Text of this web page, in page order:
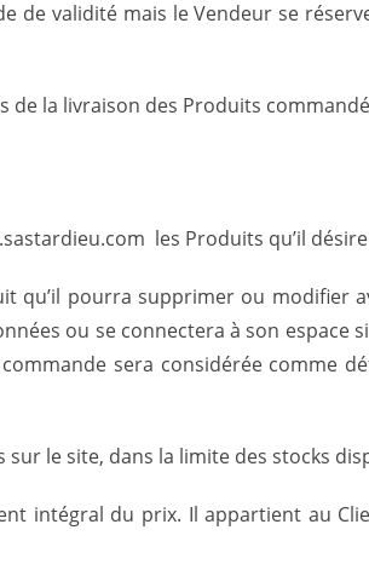
de validité mais le Vendeur se
de la livraison des Produits
les Produits qu’il
qu’il pourra supprimer ou modifier
ou se connectera à son
sera considérée comme
le site, dans la limite des stocks
intégral du prix. Il appartient au